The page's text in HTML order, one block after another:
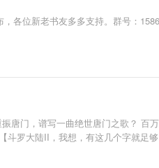
各位新老书友多多支持。群号：
唐门，谱写一曲绝世唐门之歌？ 百
罗大陆II，我想，有这几个字就足